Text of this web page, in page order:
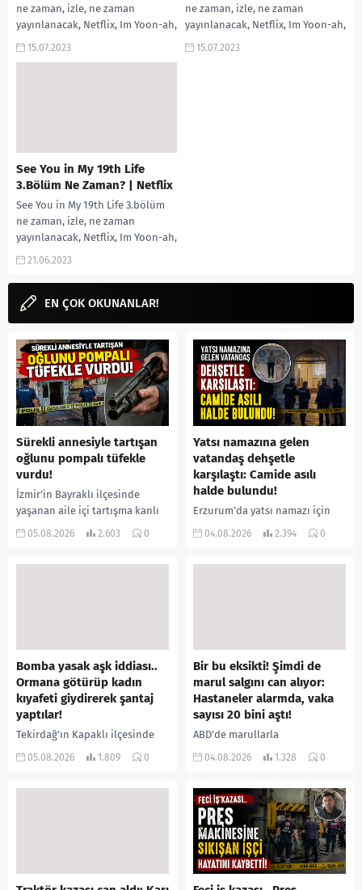
ne zaman, izle, ne zaman
yayınlanacak, Netflix, Im Yoon-ah,
dizi, dizisi konusu, oyuncuları,...
15.07.2023
ne zaman, izle, ne zaman
yayınlanacak, Netflix, Im Yoon-ah,
dizi, dizisi konusu, oyuncuları,...
15.07.2023
See You in My 19th Life
3.Bölüm Ne Zaman? | Netflix
See You in My 19th Life 3.bölüm
ne zaman, izle, ne zaman
yayınlanacak, Netflix, Im Yoon-ah,
dizi, dizisi konusu, oyuncuları,...
21.06.2023
EN ÇOK OKUNANLAR!
Sürekli annesiyle tartışan
oğlunu pompalı tüfekle
vurdu!
İzmir’in Bayraklı ilçesinde
yaşanan aile içi tartışma kanlı
bitti. İddiaya göre, uzun süredir
05.08.2026 2.603 0
Yatsı namazına gelen
vatandaş dehşetle
karşılaştı: Camide asılı
halde bulundu!
Erzurum’da yatsı namazı için
camiye gelen bir vatandaş,
04.08.2026 2.394 0
Bomba yasak aşk iddiası..
Ormana götürüp kadın
kıyafeti giydirerek şantaj
yaptılar!
Tekirdağ’ın Kapaklı ilçesinde
bir kişiyi, arkadaşının eşiyle
05.08.2026 1.809 0
Bir bu eksikti! Şimdi de
marul salgını can alıyor:
Hastaneler alarmda, vaka
sayısı 20 bini aştı!
ABD’de marullarla
ilişkilendirilen siklospora
salgında vaka sayısının 20 bini
aştığı belirtilirken, sağlık...
04.08.2026 1.328 0